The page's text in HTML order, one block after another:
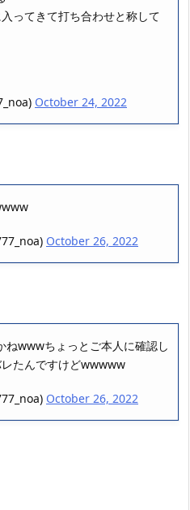
ってきて打ち合わせと称して
October 24, 2022
October 26, 2022
ねwwwちょっとご本人に確認し
たんですけどwwwww
October 26, 2022